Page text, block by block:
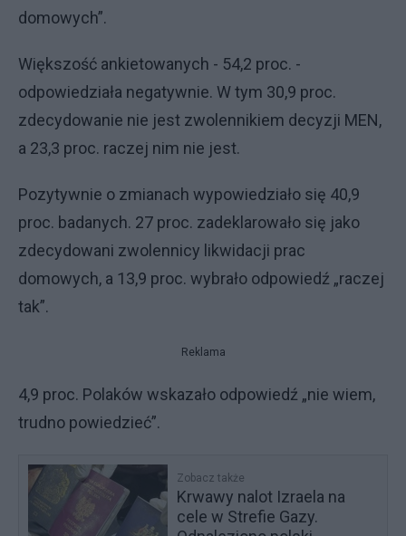
domowych”.
Większość ankietowanych - 54,2 proc. -
odpowiedziała negatywnie. W tym 30,9 proc.
zdecydowanie nie jest zwolennikiem decyzji MEN,
a 23,3 proc. raczej nim nie jest.
Pozytywnie o zmianach wypowiedziało się 40,9
proc. badanych. 27 proc. zadeklarowało się jako
zdecydowani zwolennicy likwidacji prac
domowych, a 13,9 proc. wybrało odpowiedź „raczej
tak”.
Reklama
4,9 proc. Polaków wskazało odpowiedź „nie wiem,
trudno powiedzieć”.
Zobacz także
Krwawy nalot Izraela na
cele w Strefie Gazy.